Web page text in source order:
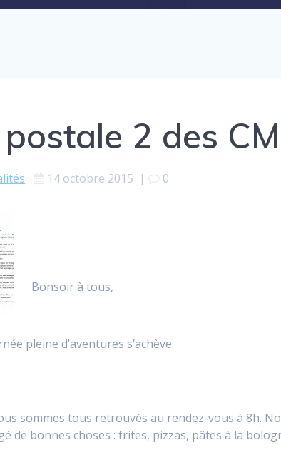
2 des
14 octobre 2015 | 0
Bonsoir à tous,
pleine d’aventures s’achève.
sommes tous retrouvés au rendez-vous à 8h.
de bonnes choses : frites, pizzas, pâtes à la